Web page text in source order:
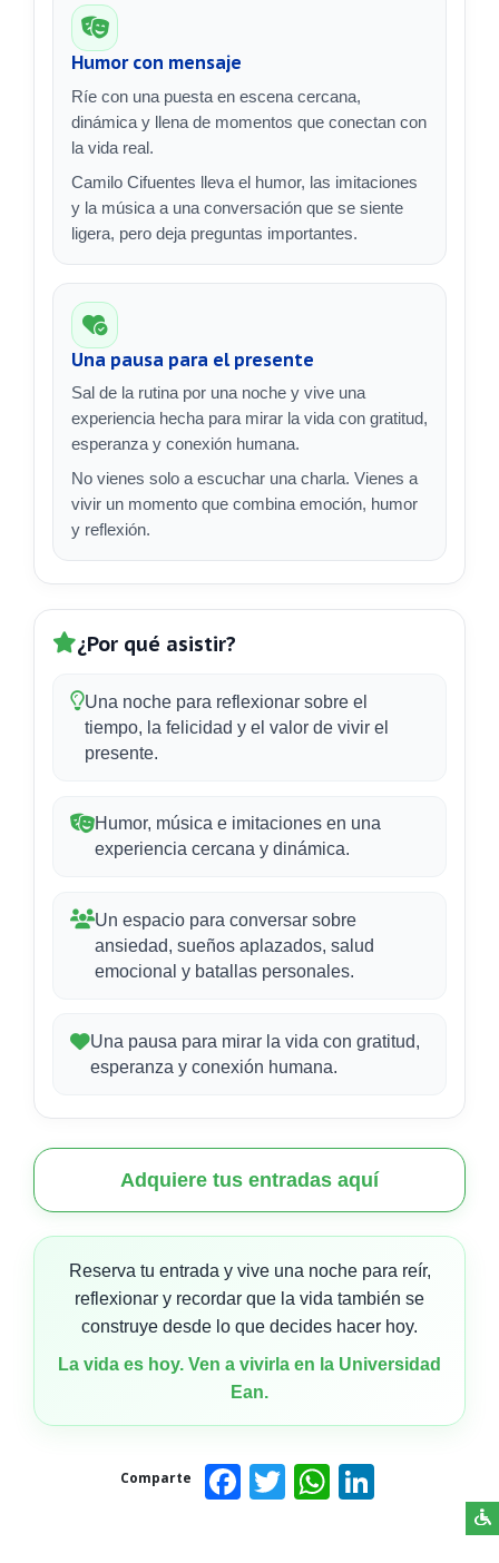
Humor con mensaje
Ríe con una puesta en escena cercana,
dinámica y llena de momentos que conectan con
la vida real.
Camilo Cifuentes lleva el humor, las imitaciones
y la música a una conversación que se siente
ligera, pero deja preguntas importantes.
Una pausa para el presente
Sal de la rutina por una noche y vive una
experiencia hecha para mirar la vida con gratitud,
esperanza y conexión humana.
No vienes solo a escuchar una charla. Vienes a
vivir un momento que combina emoción, humor
y reflexión.
¿Por qué asistir?
Una noche para reflexionar sobre el
tiempo, la felicidad y el valor de vivir el
presente.
Humor, música e imitaciones en una
experiencia cercana y dinámica.
Un espacio para conversar sobre
ansiedad, sueños aplazados, salud
emocional y batallas personales.
Una pausa para mirar la vida con gratitud,
esperanza y conexión humana.
Adquiere tus entradas aquí
Reserva tu entrada y vive una noche para reír,
reflexionar y recordar que la vida también se
construye desde lo que decides hacer hoy.
La vida es hoy. Ven a vivirla en la Universidad
Ean.
Comparte Facebook
Twitter